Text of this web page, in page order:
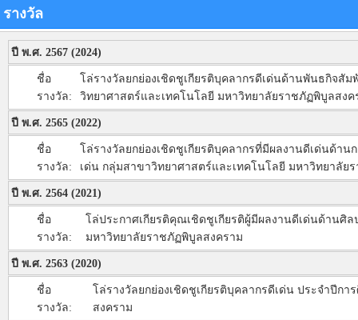
รางวัล
ปี พ.ศ. 2567 (2024)
ชื่อ
รางวัล:
โล่รางวัลยกย่องเชิดชูเกียรติบุคลากรดีเด่นด้านพันธกิจสั
วิทยาศาสตร์และเทคโนโลยี มหาวิทยาลัยราชภัฏพิบูลสงค
ปี พ.ศ. 2565 (2022)
ชื่อ
รางวัล:
โล่รางวัลยกย่องเชิดชูเกียรติบุคลากรที่มีผลงานดีเด่นด้า
เด่น กลุ่มสาขาวิทยาศาสตร์และเทคโนโลยี มหาวิทยาลัย
ปี พ.ศ. 2564 (2021)
ชื่อ
รางวัล:
โล่ประกาศเกียรติคุณเชิดชูเกียรติผู้มีผลงานดีเด่นด้าน
มหาวิทยาลัยราชภัฏพิบูลสงคราม
ปี พ.ศ. 2563 (2020)
ชื่อ
รางวัล:
โล่รางวัลยกย่องเชิดชูเกียรติบุคลากรดีเด่น ประจำปีก
สงคราม